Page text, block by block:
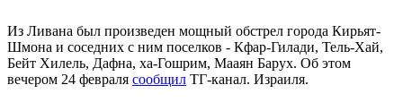
Из Ливана был произведен мощный обстрел города Кирьят-
Шмона и соседних с ним поселков - Кфар-Гилади, Тель-Хай,
Бейт Хилель, Дафна, ха-Гошрим, Мааян Барух. Об этом
вечером 24 февраля сообщил ТГ-канал. Израиля.